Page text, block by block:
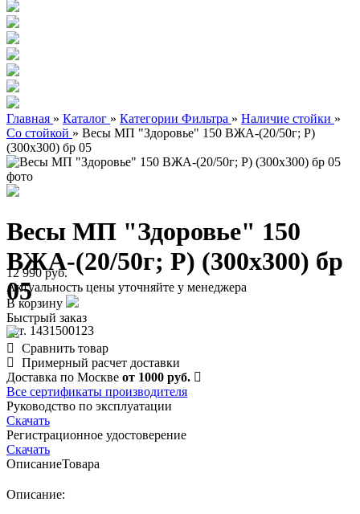
Главная » Каталог » Категории Фильтра » Наличие стойки »
Со стойкой » Весы МП "Здоровье" 150 ВЖА-(20/50г; Р)
(300х300) бр 05
Весы МП "Здоровье" 150
ВЖА-(20/50г; Р) (300х300) бр
05
арт. 1431500123
12 990 руб.
Актуальность цены уточняйте у менеджера
В корзину
Быстрый заказ
Сравнить товар
Примерный расчет доставки
Доставка по Москве от 1000 руб.
Все сертификаты производителя
Руководство по эксплуатации
Скачать
Регистрационное удостоверение
Скачать
ОписаниеТовара
Описание: